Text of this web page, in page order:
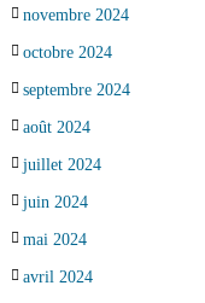
novembre 2024
octobre 2024
septembre 2024
août 2024
juillet 2024
juin 2024
mai 2024
avril 2024